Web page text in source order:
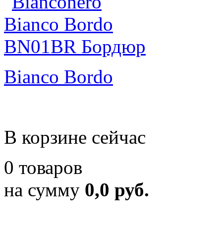
Bianco Bordo
В корзине сейчас
0 товаров
на сумму 0,0 руб.